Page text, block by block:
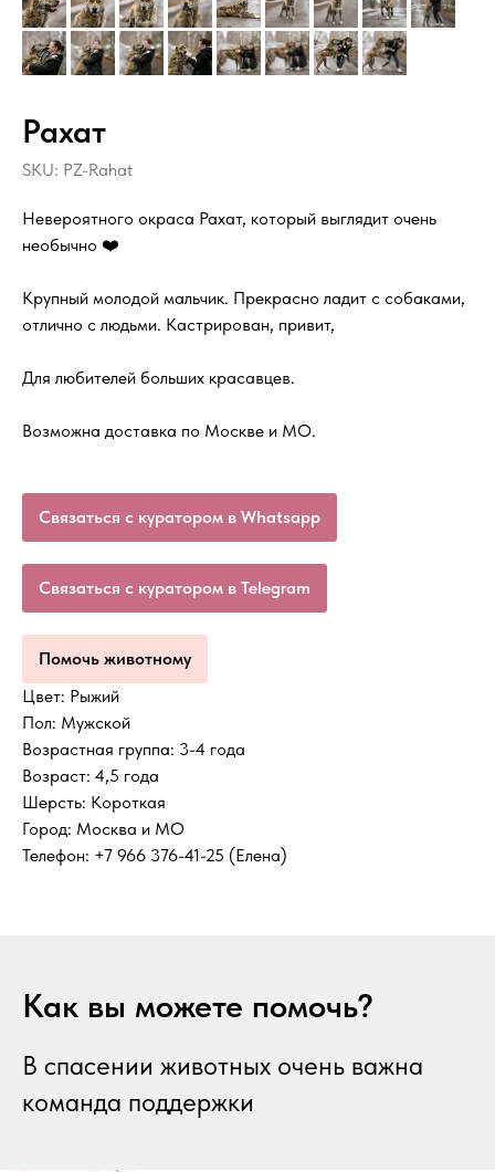
Рахат
SKU: PZ-Rahat
Невероятного окраса Рахат, который выглядит очень
необычно ❤️
Крупный молодой мальчик. Прекрасно ладит с собаками,
отлично с людьми. Кастрирован, привит,
Для любителей больших красавцев.
Возможна доставка по Москве и МО.
Связаться с куратором в Whatsapp
Связаться с куратором в Telegram
Помочь животному
Цвет: Рыжий
Пол: Мужской
Возрастная группа: 3-4 года
Возраст: 4,5 года
Шерсть: Короткая
Город: Москва и МО
Телефон: +7 966 376-41-25 (Елена)
Как вы можете помочь?
В спасении животных очень важна
команда поддержки